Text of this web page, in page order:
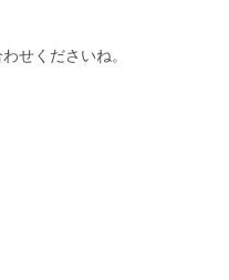
せくださいね。